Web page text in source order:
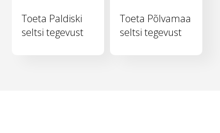
Toeta Paldiski
seltsi tegevust
Toeta Põlvamaa
seltsi tegevust